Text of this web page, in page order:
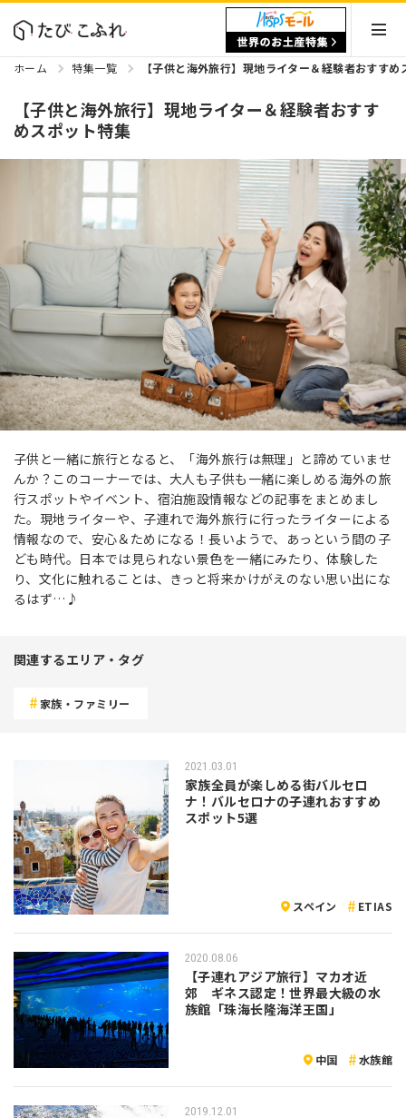
ホーム 特集一覧 【子供と海外旅行】現地ライター＆経験者おすすめ
【子供と海外旅行】現地ライター＆経験者おすす
めスポット特集
子供と一緒に旅行となると、「海外旅行は無理」と諦めていませ
んか？このコーナーでは、大人も子供も一緒に楽しめる海外の旅
行スポットやイベント、宿泊施設情報などの記事をまとめまし
た。現地ライターや、子連れで海外旅行に行ったライターによる
情報なので、安心＆ためになる！長いようで、あっという間の子
ども時代。日本では見られない景色を一緒にみたり、体験した
り、文化に触れることは、きっと将来かけがえのない思い出にな
るはず…♪
関連するエリア・タグ
家族・ファミリー
2021.03.01
家族全員が楽しめる街バルセロ
ナ！バルセロナの子連れおすすめ
スポット5選
スペイン ETIAS
2020.08.06
【子連れアジア旅行】マカオ近
郊 ギネス認定！世界最大級の水
族館「珠海长隆海洋王国」
中国 水族館
2019.12.01